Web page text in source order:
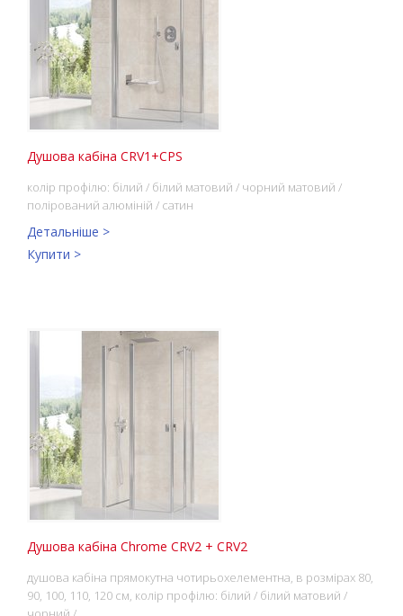
Душова кабіна CRV1+CPS
колір профілю: білий / білий матовий / чорний матовий /
полірований алюміній / сатин
Детальніше >
Купити >
Душова кабіна Chrome CRV2 + CRV2
душова кабіна прямокутна чотирьохелементна, в розмірах 80,
90, 100, 110, 120 см, колір профілю: білий / білий матовий /